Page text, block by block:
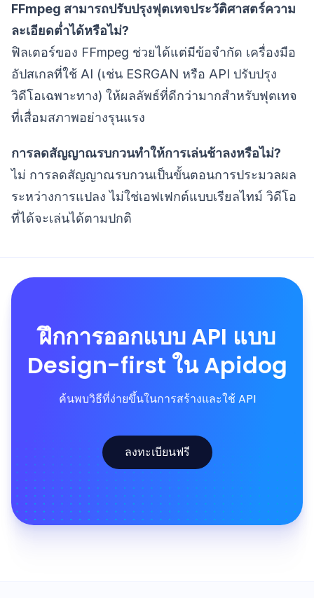
FFmpeg สามารถปรับปรุงฟุตเทจประวัติศาสตร์ความ
ละเอียดต่ำได้หรือไม่?
ฟิลเตอร์ของ FFmpeg ช่วยได้แต่มีข้อจำกัด เครื่องมือ
อัปสเกลที่ใช้ AI (เช่น ESRGAN หรือ API ปรับปรุง
วิดีโอเฉพาะทาง) ให้ผลลัพธ์ที่ดีกว่ามากสำหรับฟุตเทจ
ที่เสื่อมสภาพอย่างรุนแรง
การลดสัญญาณรบกวนทำให้การเล่นช้าลงหรือไม่?
ไม่ การลดสัญญาณรบกวนเป็นขั้นตอนการประมวลผล
ระหว่างการแปลง ไม่ใช่เอฟเฟกต์แบบเรียลไทม์ วิดีโอ
ที่ได้จะเล่นได้ตามปกติ
ฝึกการออกแบบ API แบบ
Design-first ใน Apidog
ค้นพบวิธีที่ง่ายขึ้นในการสร้างและใช้ API
ลงทะเบียนฟรี